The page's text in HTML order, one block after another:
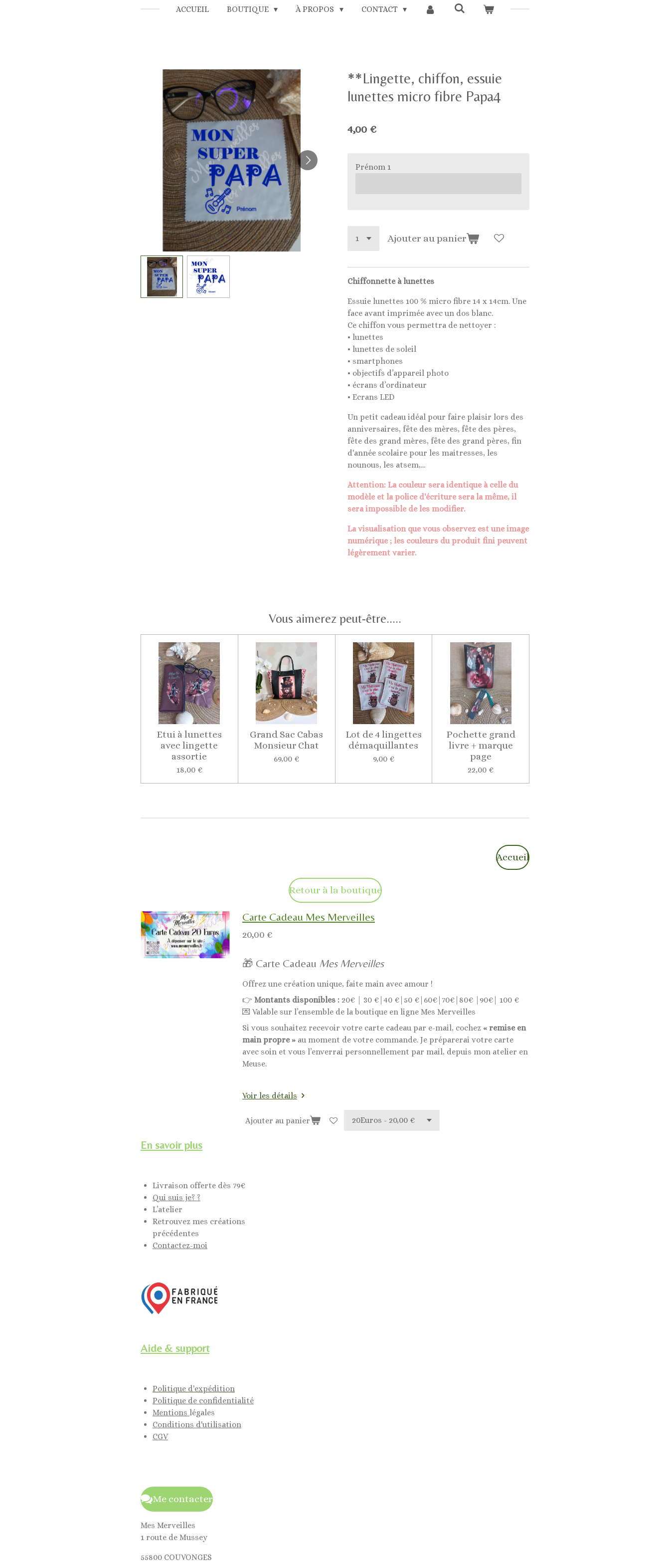
ACCUEIL BOUTIQUE À PROPOS CONTACT
**Lingette, chiffon, essuie
lunettes micro fibre Papa4
4,00 €
Prénom 1
Ajouter au panier
Chiffonnette à lunettes
Essuie lunettes 100 % micro fibre 14 x 14cm. Une
face avant imprimée avec un dos blanc.
Ce chiffon vous permettra de nettoyer :
• lunettes
• lunettes de soleil
• smartphones
• objectifs d’appareil photo
• écrans d’ordinateur
• Ecrans LED
Un petit cadeau idéal pour faire plaisir lors des
anniversaires, fête des mères, fête des pères,
fête des grand mères, fête des grand pères, fin
d'année scolaire pour les maitresses, les
nounous, les atsem,...
Attention: La couleur sera identique à celle du
modèle et la police d'écriture sera la même, il
sera impossible de les modifier.
La visualisation que vous observez est une image
numérique ; les couleurs du produit fini peuvent
légèrement varier.
Vous aimerez peut-être.....
Etui à lunettes
avec lingette
assortie
18,00 €
Grand Sac Cabas
Monsieur Chat
69,00 €
Lot de 4 lingettes
démaquillantes
9,00 €
Pochette grand
livre + marque
page
22,00 €
Accueil
Retour à la boutique
Carte Cadeau Mes Merveilles
20,00 €
🎁 Carte Cadeau Mes Merveilles
Offrez une création unique, faite main avec amour !
👉 Montants disponibles : 20€ | 30 €|40 €|50 €|60€|70€|80€ |90€| 100 €
💌 Valable sur l’ensemble de la boutique en ligne Mes Merveilles
Si vous souhaitez recevoir votre carte cadeau par e-mail, cochez « remise en
main propre » au moment de votre commande. Je préparerai votre carte
avec soin et vous l’enverrai personnellement par mail, depuis mon atelier en
Meuse.
Voir les détails
Ajouter au panier
En savoir plus
Livraison offerte dès 79€
Qui suis je? ?
L’atelier
Retrouvez mes créations
précédentes
Contactez-moi
Aide & support
Politique d'expédition
Politique de confidentialité
Mentions légales
Conditions d'utilisation
CGV
Me contacter
Mes Merveilles
1 route de Mussey
55800 COUVONGES